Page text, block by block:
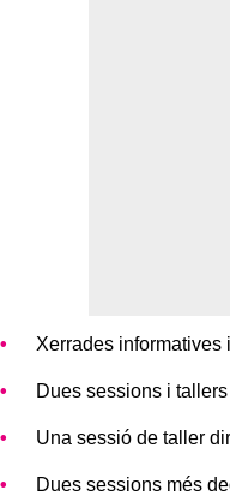
Xerrades informatives
Dues sessions i
Una sessió de taller
Dues sessions més